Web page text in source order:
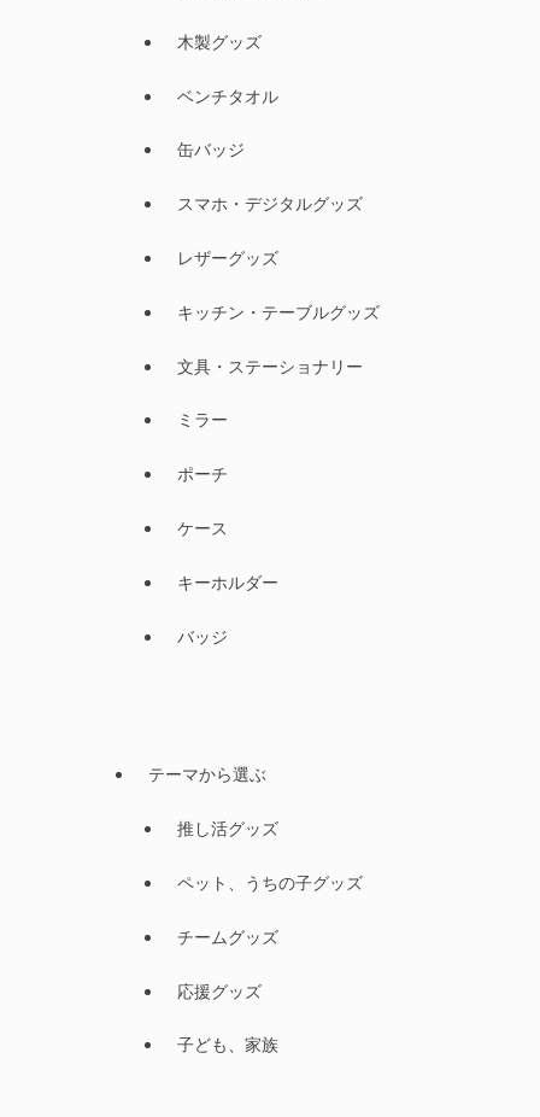
木製グッズ
ベンチタオル
缶バッジ
スマホ・デジタルグッズ
レザーグッズ
キッチン・テーブルグッズ
文具・ステーショナリー
ミラー
ポーチ
ケース
キーホルダー
バッジ
テーマから選ぶ
推し活グッズ
ペット、うちの子グッズ
チームグッズ
応援グッズ
子ども、家族